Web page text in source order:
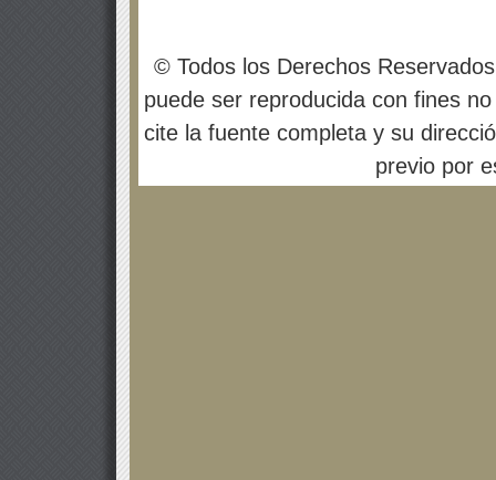
© Todos los Derechos
puede ser reproducida con fines
cite la fuente completa y su
previo por